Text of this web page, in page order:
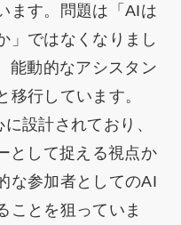
ます。問題は「AIは
」ではなくなりまし
能動的なアシスタン
移行しています。
設計されており、
として捉える視点か
な参加者としてのAI
ことを狙っていま